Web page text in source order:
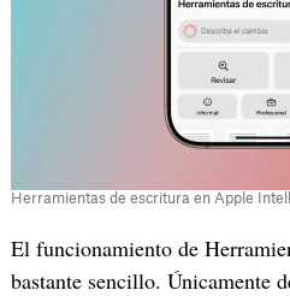
Herramientas de escritura en Apple
El funcionamiento de
bastante sencillo. Únicamente